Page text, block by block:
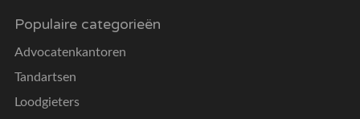
Populaire categorieën
Advocatenkantoren
Tandartsen
Loodgieters